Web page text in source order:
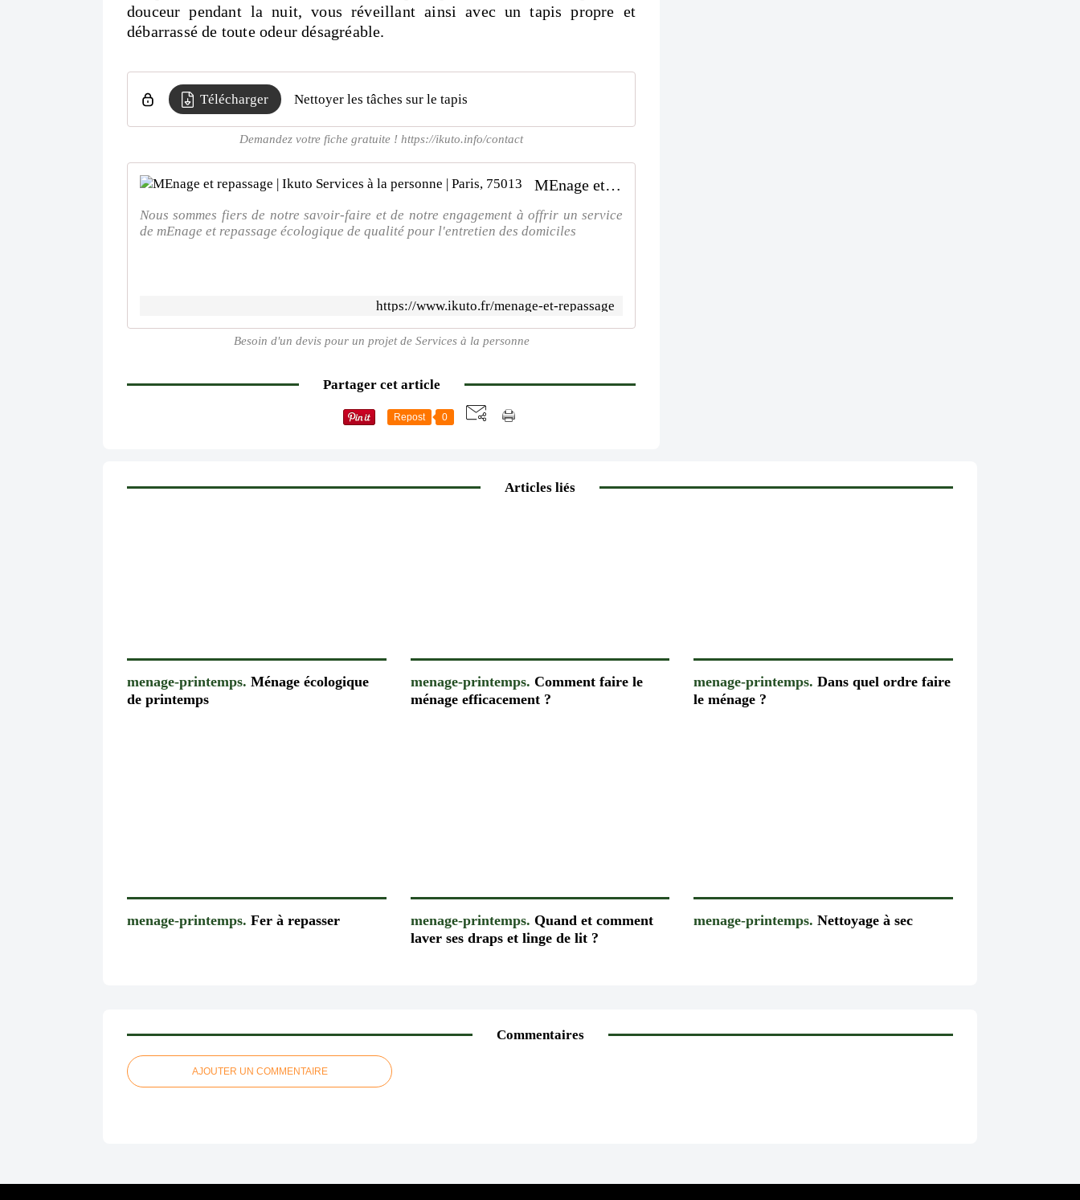
douceur pendant la nuit, vous réveillant ainsi avec un tapis propre et
débarrassé de toute odeur désagréable.
Télécharger Nettoyer les tâches sur le tapis
Demandez votre fiche gratuite ! https://ikuto.info/contact
MEnage et repassage | Ikuto Services à la personne | Paris, 75013
Nous sommes fiers de notre savoir-faire et de notre engagement à offrir un service
de mEnage et repassage écologique de qualité pour l'entretien des domiciles
https://www.ikuto.fr/menage-et-repassage
Besoin d'un devis pour un projet de Services à la personne
Partager cet article
Repost 0
Articles liés
menage-printemps. Ménage écologique
de printemps
menage-printemps. Comment faire le
ménage efficacement ?
menage-printemps. Dans quel ordre faire
le ménage ?
menage-printemps. Fer à repasser menage-printemps. Quand et comment
laver ses draps et linge de lit ?
menage-printemps. Nettoyage à sec
Commentaires
AJOUTER UN COMMENTAIRE